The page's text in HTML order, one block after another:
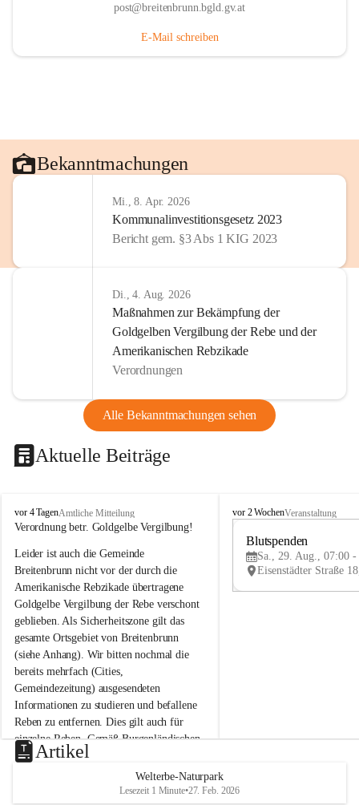
post@breitenbrunn.bgld.gv.at
E-Mail schreiben
Bekanntmachungen
Mi., 8. Apr. 2026
Kommunalinvestitionsgesetz 2023
Bericht gem. §3 Abs 1 KIG 2023
Di., 4. Aug. 2026
Maßnahmen zur Bekämpfung der
Goldgelben Vergilbung der Rebe und der
Amerikanischen Rebzikade
Verordnungen
Alle Bekanntmachungen sehen
Aktuelle Beiträge
B
r
i
t
e
n
b
r
u
n
n
a
m
N
e
u
s
d
vor 4 TagenAmtliche Mitteilung
Verordnung betr. Goldgelbe Vergilbung!
Leider ist auch die Gemeinde
Breitenbrunn nicht vor der durch die
Amerikanische Rebzikade übertragene
Goldgelbe Vergilbung der Rebe verschont
geblieben. Als Sicherheitszone gilt das
gesamte Ortsgebiet von Breitenbrunn
(siehe Anhang). Wir bitten nochmal die
bereits mehrfach (Cities,
Gemeindezeitung) ausgesendeten
Informationen zu studieren und befallene
Reben zu entfernen. Dies gilt auch für
einzelne Reben. Gemäß Burgenländischen
Weinbaugesetz sind nicht gepflegte oder
unzulässige Weingärten zu roden! Bitte
helfen wir zusammen um unsere Winzer
B
e
u
e
d
vor 2 WochenVeranstaltung
Blutspenden
Sa., 29. Aug., 07:00 -
Artikel
Welterbe-Naturpark
Lesezeit 1 Minute•27. Feb. 2026